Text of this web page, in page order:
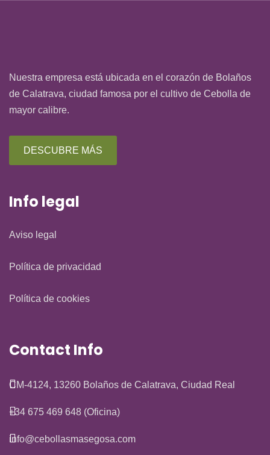
Nuestra empresa está ubicada en el corazón de Bolaños
de Calatrava, ciudad famosa por el cultivo de Cebolla de
mayor calibre.
DESCUBRE MÁS
Info legal
Aviso legal
Política de privacidad
Política de cookies
Contact Info
CM-4124, 13260 Bolaños de Calatrava, Ciudad Real
+34 675 469 648 (Oficina)
info@cebollasmasegosa.com